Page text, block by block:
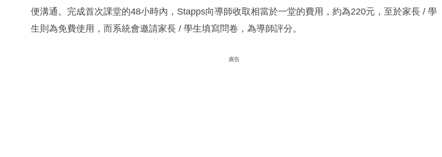
便溝通。完成首次課堂的48小時內，Stapps向導師收取相當於一堂的費用，約為220元，至於家長 / 學
生則為免費使用，而系統會邀請家長 / 學生填寫問卷，為導師評分。
廣告